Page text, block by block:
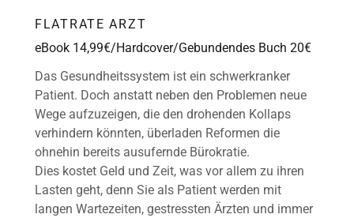
FLATRATE ARZT
eBook 14,99€/Hardcover/Gebundendes Buch 20€
Das Gesundheitssystem ist ein schwerkranker
Patient. Doch anstatt neben den Problemen neue
Wege aufzuzeigen, die den drohenden Kollaps
verhindern könnten, überladen Reformen die
ohnehin bereits ausufernde Bürokratie.
Dies kostet Geld und Zeit, was vor allem zu ihren
Lasten geht, denn Sie als Patient werden mit
langen Wartezeiten, gestressten Ärzten und immer